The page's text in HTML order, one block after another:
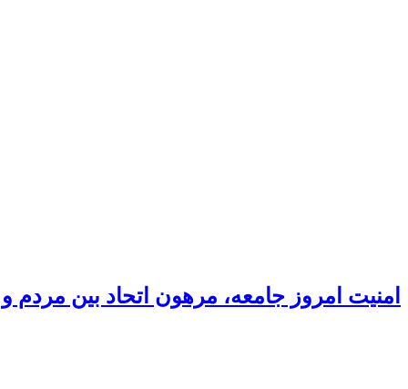
امنیت امروز جامعه، مرهون اتحاد بین